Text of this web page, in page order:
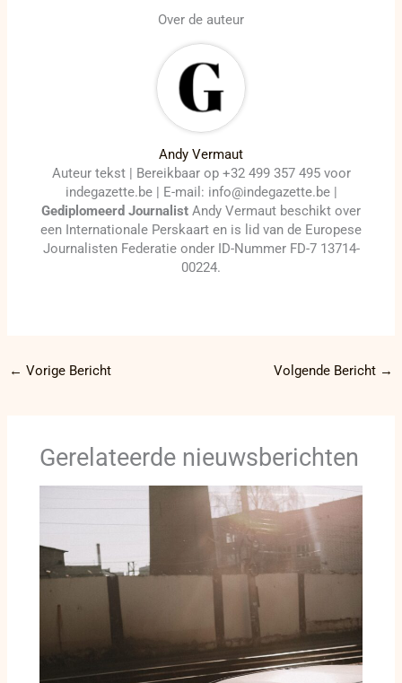
Over de auteur
Andy Vermaut
Auteur tekst | Bereikbaar op +32 499 357 495 voor
indegazette.be | E-mail: info@indegazette.be |
Gediplomeerd Journalist Andy Vermaut beschikt over
een Internationale Perskaart en is lid van de Europese
Journalisten Federatie onder ID-Nummer FD-7 13714-
00224.
← Vorige Bericht Volgende Bericht →
Gerelateerde nieuwsberichten